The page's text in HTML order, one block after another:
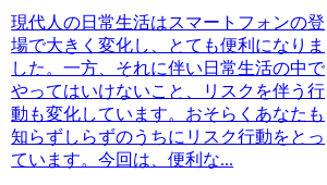
現代人の日常生活はスマートフォンの登
場で大きく変化し、とても便利になりま
した。一方、それに伴い日常生活の中で
やってはいけないこと、リスクを伴う行
動も変化しています。おそらくあなたも
知らずしらずのうちにリスク行動をとっ
ています。今回は、便利な...